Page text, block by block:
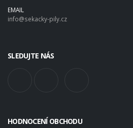
EMAIL
info@sekacky-pily.cz
SLEDUJTE NÁS
HODNOCENÍ OBCHODU